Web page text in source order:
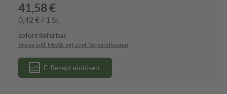
41,58 €
0,42 € / 1 St
sofort lieferbar
Preise inkl. MwSt. ggf. zzgl. Versandkosten
E-Rezept einlösen